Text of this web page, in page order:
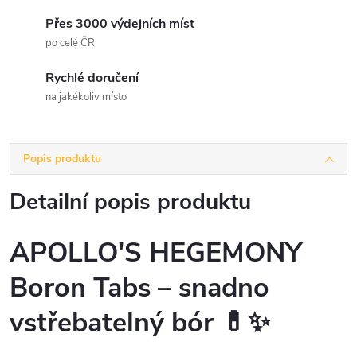
Přes 3000 výdejních míst
po celé ČR
Rychlé doručení
na jakékoliv místo
Popis produktu
Detailní popis produktu
APOLLO'S HEGEMONY
Boron Tabs – snadno
vstřebatelný bór 💊✨